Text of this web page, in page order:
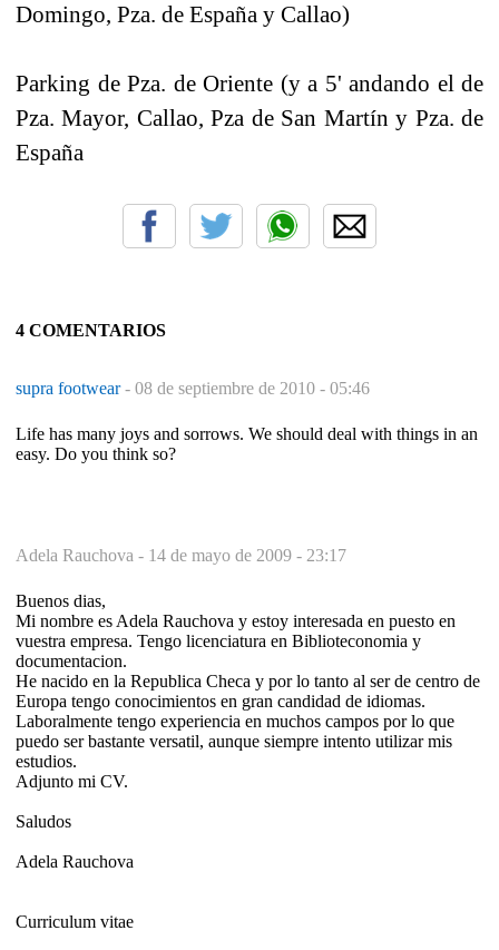
Domingo, Pza. de España y Callao)
Parking de Pza. de Oriente (y a 5' andando el de
Pza. Mayor, Callao, Pza de San Martín y Pza. de
España
4 COMENTARIOS
supra footwear- 08 de septiembre de 2010 - 05:46
Life has many joys and sorrows. We should deal with things in an
easy. Do you think so?
Adela Rauchova - 14 de mayo de 2009 - 23:17
Buenos dias,
Mi nombre es Adela Rauchova y estoy interesada en puesto en
vuestra empresa. Tengo licenciatura en Biblioteconomia y
documentacion.
He nacido en la Republica Checa y por lo tanto al ser de centro de
Europa tengo conocimientos en gran candidad de idiomas.
Laboralmente tengo experiencia en muchos campos por lo que
puedo ser bastante versatil, aunque siempre intento utilizar mis
estudios.
Adjunto mi CV.
Saludos
Adela Rauchova
Curriculum vitae